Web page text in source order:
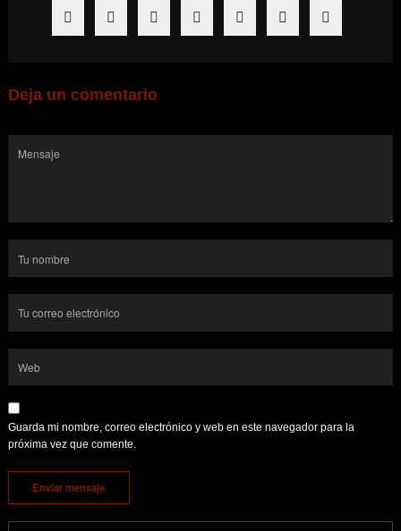
Deja un comentario
Guarda mi nombre, correo electrónico y web en este navegador para la
próxima vez que comente.